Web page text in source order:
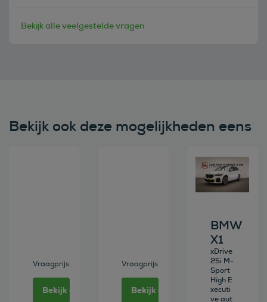
Bekijk alle veelgestelde vragen
Bekijk ook deze mogelijkheden eens
Vraagprijs
Bekijk deze auto
Vraagprijs
Bekijk deze auto
Bekijk deze
BMW
X1
xDrive
25i M-
Sport
High E
xecuti
ve aut